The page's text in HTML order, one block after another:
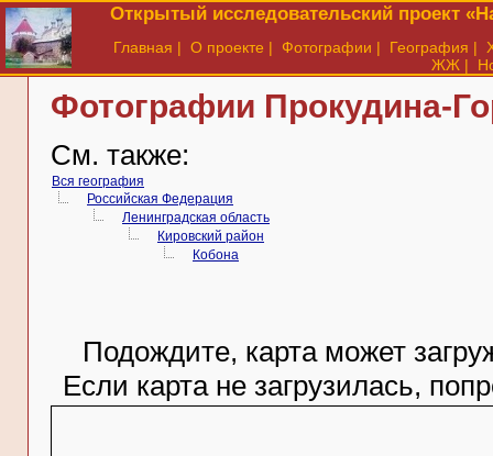
Открытый исследовательский проект
Главная | О проекте | Фотографии | География |
ЖЖ |
Фотографии Прокудина-
См. также:
Вся география
Российская Федерация
Ленинградская область
Кировский район
Кобона
Подождите, карта может
Если карта не загрузилась,